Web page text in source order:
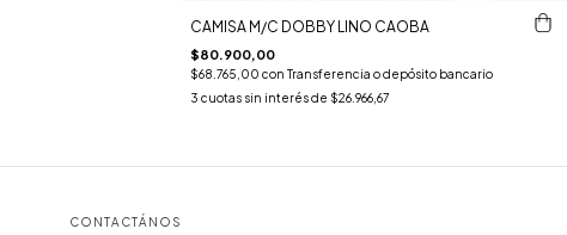
CAMISA M/C DOBBY LINO CAOBA
$80.900,00
$68.765,00con Transferencia o depósito bancario
3 cuotas sin interés de $26.966,67
CONTACTÁNOS